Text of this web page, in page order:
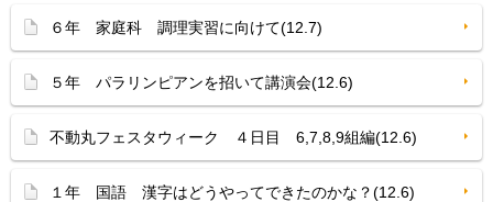
６年 家庭科 調理実習に向けて(12.7)
５年 パラリンピアンを招いて講演会(12.6)
不動丸フェスタウィーク ４日目 6,7,8,9組編(12.6)
１年 国語 漢字はどうやってできたのかな？(12.6)